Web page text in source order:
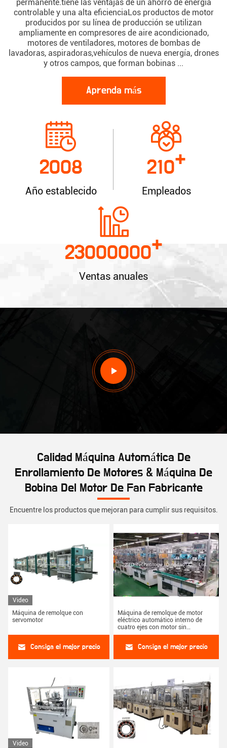
permanente.tiene las ventajas de un ahorro de energía
controlable y una alta eficienciaLos productos de motor
producidos por su línea de producción se utilizan
ampliamente en compresores de aire acondicionado,
motores de ventiladores, motores de bombas de
lavadoras, aspiradoras,vehículos de nueva energía, drones
y otros campos, que forman bobinas ...
Aprenda más
2008
Año establecido
210+
Empleados
23000000+
Ventas anuales
Calidad Máquina Automática De
Enrollamiento De Motores & Máquina De
Bobina Del Motor De Fan Fabricante
Encuentre los productos que mejoran para cumplir sus requisitos.
Video
Máquina de remolque con
servomotor
Consiga el mejor precio
Máquina de remolque de motor
eléctrico automático interno de
cuatro ejes con motor sin
escobillas
Consiga el mejor precio
Video